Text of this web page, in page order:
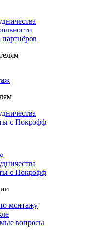
с Покрофф
с Покрофф
монтажу
вопросы